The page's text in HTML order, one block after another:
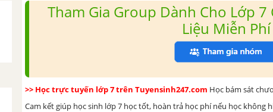
Tham Gia Group Dành Cho Lớp 7
Liệu Miễn Phí
>> Học trực tuyến lớp 7 trên Tuyensinh247.com Học bám sát
Cam kết giúp học sinh lớp 7 học tốt, hoàn trả học phí nếu học không